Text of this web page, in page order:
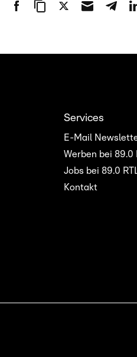
Services
E-Mail
Werben bei 89.0
Jobs bei 89.0
Kontakt